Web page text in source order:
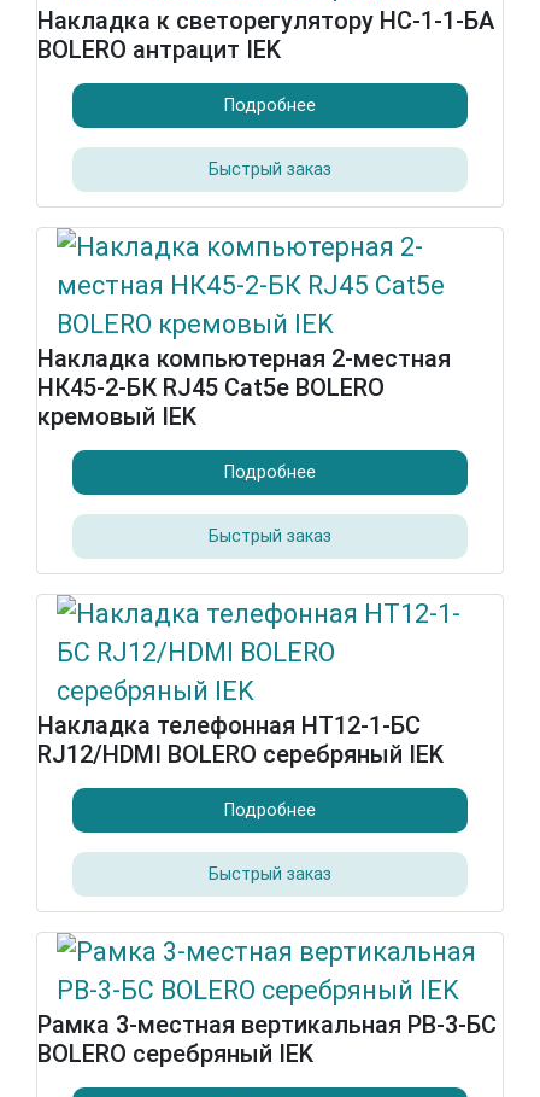
Накладка к светорегулятору НС-1-1-БА
BOLERO антрацит IEK
Подробнее
Быстрый заказ
Накладка компьютерная 2-местная
НК45-2-БК RJ45 Cat5e BOLERO
кремовый IEK
Подробнее
Быстрый заказ
Накладка телефонная НТ12-1-БС
RJ12/HDMI BOLERO серебряный IEK
Подробнее
Быстрый заказ
Рамка 3-местная вертикальная РВ-3-БС
BOLERO серебряный IEK